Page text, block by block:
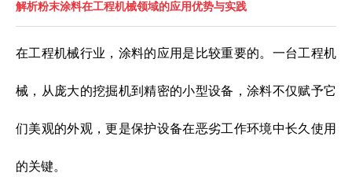
解析粉末涂料在工程机械领域的应用优势与实践
在工程机械行业，涂料的应用是比较重要的。一台工程机
械，从庞大的挖掘机到精密的小型设备，涂料不仅赋予它
们美观的外观，更是保护设备在恶劣工作环境中长久使用
的关键。